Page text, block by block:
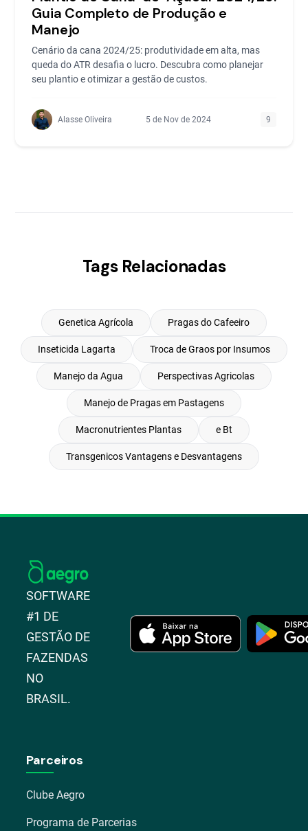
Guia Completo de Produção e
Manejo
Cenário da cana 2024/25: produtividade em alta, mas
queda do ATR desafia o lucro. Descubra como planejar
seu plantio e otimizar a gestão de custos.
Alasse Oliveira 5 de Nov de 2024 9
Tags Relacionadas
Genetica Agrícola Pragas do Cafeeiro
Inseticida Lagarta Troca de Graos por Insumos
Manejo da Agua Perspectivas Agricolas
Manejo de Pragas em Pastagens
Macronutrientes Plantas e Bt
Transgenicos Vantagens e Desvantagens
SOFTWARE
#1 DE
GESTÃO DE
FAZENDAS
NO
BRASIL.
Parceiros
Clube Aegro
Programa de Parcerias